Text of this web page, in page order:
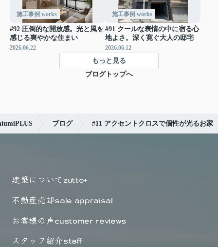
施工事例 works
#92 圧倒的な開放感。光と風を
感じる爽やかな住まい
2026.06.22
施工事例 works
#91 クールな表情の中に宿る心
地よさ。深く寛ぐ大人の邸宅
2026.06.12
もっと見る
ブログトップへ
ブログ #11 アクセントクロスで個性が光るお家
建築について zutto+
不動産売却sale appraisal
お客様の声customer reviews
スタッフ紹介staff